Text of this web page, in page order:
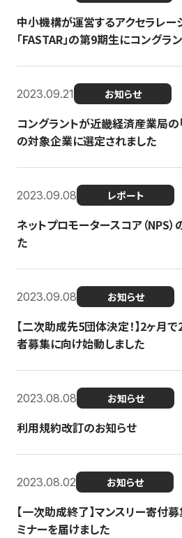
中小機構が運営するアクセラレー
「FASTAR」の第9期生にコングラ
2023.09.21 お知らせ
コングラントが近畿経済産業局
の対象企業に選定されました
2023.09.08 レポート
ネットプロモータースコア（NPS
た
2023.09.08 お知らせ
【二次助成先5団体決定！】2ヶ月
者募集に向け始動しました
2023.08.08 お知らせ
利用規約改訂のお知らせ
2023.08.02 お知らせ
【一次助成終了】マンスリー寄付
ミナーを届けました